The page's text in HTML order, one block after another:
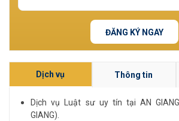
ĐĂNG KÝ NGAY
Dịch vụ Thông tin
Dịch vụ Luật sư uy tín tại AN GIANG
GIANG).